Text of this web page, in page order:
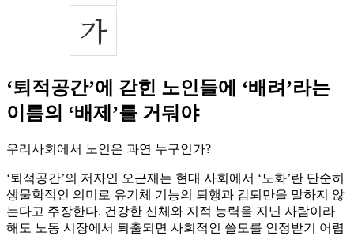
‘퇴적공간’에 갇힌 노인들에 ‘배려’라는
이름의 ‘배제’를 거둬야
우리사회에서 노인은 과연 누구인가?
‘퇴적공간’의 저자인 오근재는 현대 사회에서 ‘노화’란 단순히
생물학적인 의미로 유기체 기능의 퇴행과 감퇴만을 말하지 않
는다고 주장한다. 건강한 신체와 지적 능력을 지닌 사람이라
해도 노동 시장에서 퇴출되면 사회적인 쓸모를 인정받기 어렵